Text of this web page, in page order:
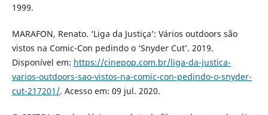
1999.
MARAFON, Renato. ‘Liga da Justiça’: Vários outdoors são
vistos na Comic-Con pedindo o ‘Snyder Cut’. 2019.
Disponível em: https://cinepop.com.br/liga-da-justica-
varios-outdoors-sao-vistos-na-comic-con-pedindo-o-snyder-
cut-217201/. Acesso em: 09 jul. 2020.